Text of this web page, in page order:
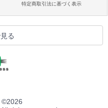
特定商取引法に基づく表示
る
©2026